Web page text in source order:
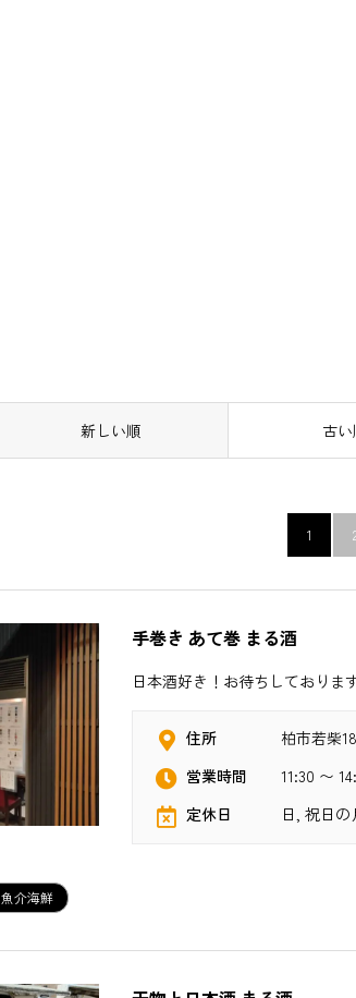
新しい順 古い
1
魚介海鮮
手巻き あて巻 まる酒
日本酒好き！お待ちしておりま
住所
柏市若柴
営業時間
11:30 〜
定休日
日, 祝日の